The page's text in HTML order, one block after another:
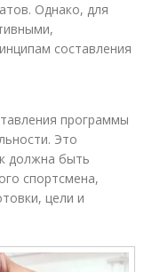
Однако, для
составления
программы
Это
должна быть
спортсмена,
цели и